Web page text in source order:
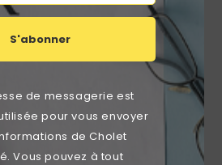
S'abonner
de messagerie est
pour vous envoyer
de Cholet
Vous pouvez à tout
Non Tissées LCH PURE SN40
(Boite De 40 Sachets De 5)
Prix
3,30 €